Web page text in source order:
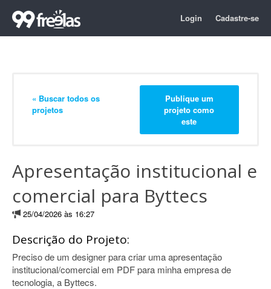
Login Cadastre-se
« Buscar todos os
projetos
Publique um
projeto como
este
Apresentação institucional e
comercial para Byttecs
25/04/2026 às 16:27
Descrição do Projeto:
Preciso de um designer para criar uma apresentação
institucional/comercial em PDF para minha empresa de
tecnologia, a Byttecs.